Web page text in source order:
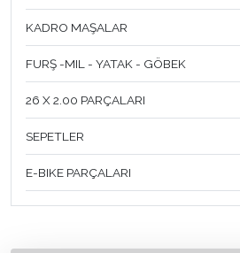
KADRO MAŞALAR
FURŞ -MIL - YATAK - GÖBEK
26 X 2.00 PARÇALARI
SEPETLER
E-BIKE PARÇALARI